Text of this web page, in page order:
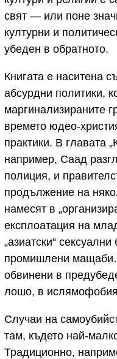
свят — или поне
културни и
убеден в обратното.
Книгата е наситена
абсурдни политики,
маргинализираните
времето юдео-
практики. В главата
например, Саад
полиция, и
продължение на
намесят в
експлоатация на
„азиатски“
промишлени
обвинени в
лошо, в
Случаи на
там, където най-
Традиционно,